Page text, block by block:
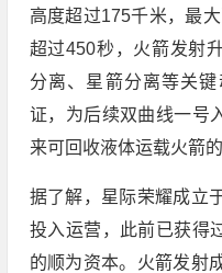
高度超过175千米，最
超过450秒，火箭发射
分离、星箭分离等关
证，为后续双曲线一号
来可回收液体运载火箭
据了解，星际荣耀成立
投入运营，此前已获得
的顺为资本。火箭发射